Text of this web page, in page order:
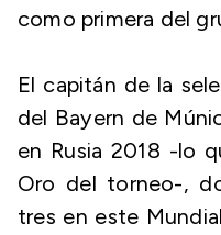
como primera del
El capitán de la
del Bayern de
en Rusia 2018 -lo
Oro del torneo-,
tres en este